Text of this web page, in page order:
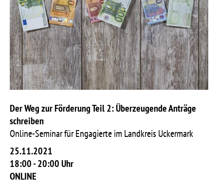
Der Weg zurFörderung Teil 2: Überzeugende Anträge
schreiben
Online-Seminar für Engagierte im Landkreis Uckermark
25.11.2021
18:00 - 20:00 Uhr
ONLINE